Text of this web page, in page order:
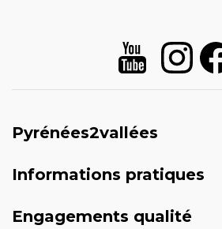
Pyrénées2vallées
Informations pratiques
Engagements qualité